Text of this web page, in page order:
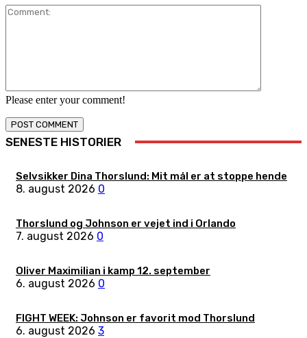
Please enter your comment!
SENESTE HISTORIER
Selvsikker Dina Thorslund: Mit mål er at stoppe hende
8. august 2026 0
Thorslund og Johnson er vejet ind i Orlando
7. august 2026 0
Oliver Maximilian i kamp 12. september
6. august 2026 0
FIGHT WEEK: Johnson er favorit mod Thorslund
6. august 2026 3